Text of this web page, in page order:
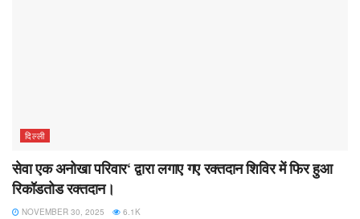
दिल्ली
सेवा एक अनोखा परिवार‘ द्वारा लगाए गए रक्तदान शिविर में फिर हुआ
रिकॉडतोड रक्तदान।
NOVEMBER 30, 2025 6.1K